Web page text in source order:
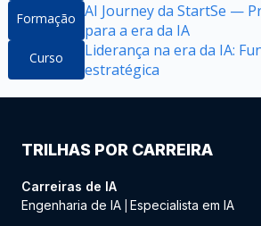
Formação AI Journey da StartSe —
para a era da IA
Curso
Liderança na era da IA:
estratégica​
TRILHAS POR CARREIRA
Carreiras de IA
Engenharia de IA Especialista em IA